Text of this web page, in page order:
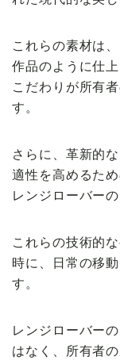
これらの素材は
作品のように仕
こだわりが所有
す。
さらに、革新的
適性を高めるた
レンジローバー
これらの技術的
時に、日常の移
す。
レンジローバー
はなく、所有者